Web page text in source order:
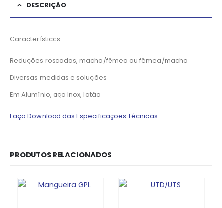
DESCRIÇÃO
Características:
Reduções roscadas, macho/fêmea ou fêmea/macho
Diversas medidas e soluções
Em Alumínio, aço Inox, latão
Faça Download das Especificações Técnicas
PRODUTOS RELACIONADOS